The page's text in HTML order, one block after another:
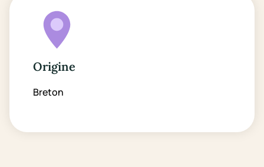
Origine
Breton